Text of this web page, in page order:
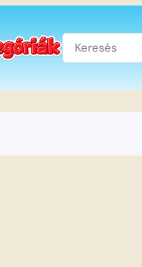
Keresés